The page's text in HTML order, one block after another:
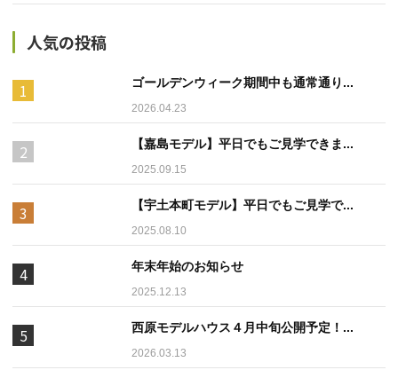
人気の投稿
ゴールデンウィーク期間中も通常通り...
2026.04.23
【嘉島モデル】平日でもご見学できま...
2025.09.15
【宇土本町モデル】平日でもご見学で...
2025.08.10
年末年始のお知らせ
2025.12.13
西原モデルハウス４月中旬公開予定！...
2026.03.13